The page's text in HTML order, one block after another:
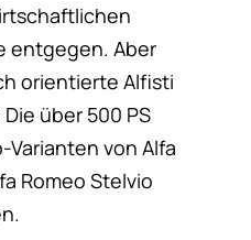
entgegen. Aber
orientierte Alfisti
über 500 PS
von Alfa
Romeo Stelvio